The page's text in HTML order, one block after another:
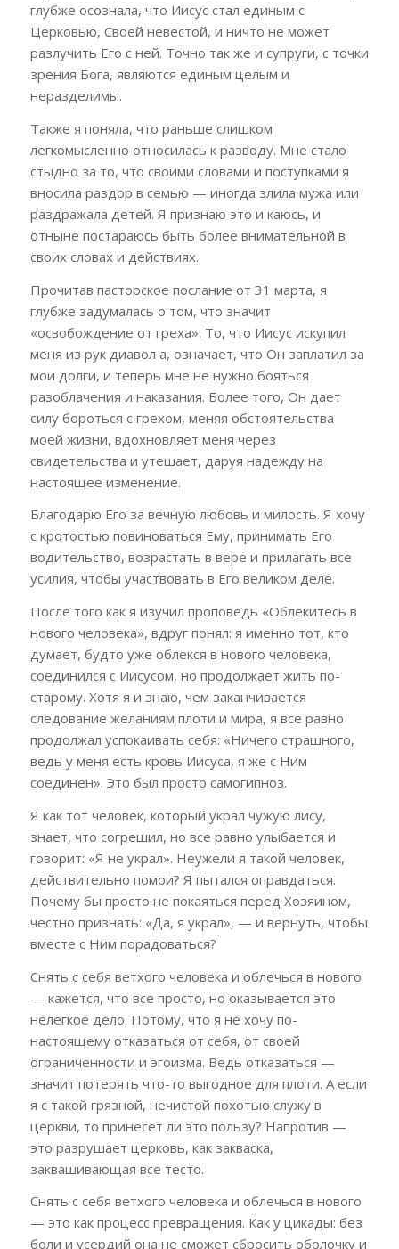
глубже осознала, что Иисус стал единым с
Церковью, Своей невестой, и ничто не может
разлучить Его с ней. Точно так же и супруги, с точки
зрения Бога, являются единым целым и
неразделимы.
Также я поняла, что раньше слишком
легкомысленно относилась к разводу. Мне стало
стыдно за то, что своими словами и поступками я
вносила раздор в семью — иногда злила мужа или
раздражала детей. Я признаю это и каюсь, и
отныне постараюсь быть более внимательной в
своих словах и действиях.
Прочитав пасторское послание от 31 марта, я
глубже задумалась о том, что значит
«освобождение от греха». То, что Иисус искупил
меня из рук диавол а, означает, что Он заплатил за
мои долги, и теперь мне не нужно бояться
разоблачения и наказания. Более того, Он дает
силу бороться с грехом, меняя обстоятельства
моей жизни, вдохновляет меня через
свидетельства и утешает, даруя надежду на
настоящее изменение.
Благодарю Его за вечную любовь и милость. Я хочу
с кротостью повиноваться Ему, принимать Его
водительство, возрастать в вере и прилагать все
усилия, чтобы участвовать в Его великом деле.
После того как я изучил проповедь «Облекитесь в
нового человека», вдруг понял: я именно тот, кто
думает, будто уже облекся в нового человека,
соединился с Иисусом, но продолжает жить по-
старому. Хотя я и знаю, чем заканчивается
следование желаниям плоти и мира, я все равно
продолжал успокаивать себя: «Ничего страшного,
ведь у меня есть кровь Иисуса, я же с Ним
соединен». Это был просто самогипноз.
Я как тот человек, который украл чужую лису,
знает, что согрешил, но все равно улыбается и
говорит: «Я не украл». Неужели я такой человек,
действительно помои? Я пытался оправдаться.
Почему бы просто не покаяться перед Хозяином,
честно признать: «Да, я украл», — и вернуть, чтобы
вместе с Ним порадоваться?
Снять с себя ветхого человека и облечься в нового
— кажется, что все просто, но оказывается это
нелегкое дело. Потому, что я не хочу по-
настоящему отказаться от себя, от своей
ограниченности и эгоизма. Ведь отказаться —
значит потерять что-то выгодное для плоти. А если
я с такой грязной, нечистой похотью служу в
церкви, то принесет ли это пользу? Напротив —
это разрушает церковь, как закваска,
заквашивающая все тесто.
Снять с себя ветхого человека и облечься в нового
— это как процесс превращения. Как у цикады: без
боли и усердий она не сможет сбросить оболочку и